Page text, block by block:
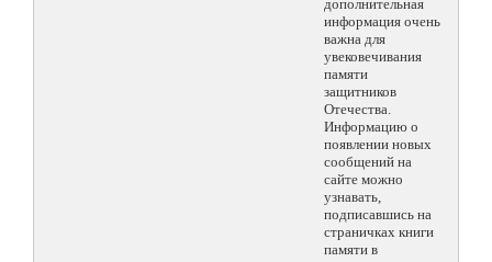
дополнительная
информация очень
важна для
увековечивания
памяти
защитников
Отечества.
Информацию о
появлении новых
сообщений на
сайте можно
узнавать,
подписавшись на
страничках книги
памяти в